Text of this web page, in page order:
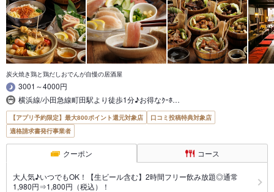
炭火焼き鶏と鶏だしおでんが自慢の居酒屋
3001～4000円
横浜線/小田急線町田駅より徒歩1分♪お得なｸｰﾎ…
【アプリ予約限定】最大800ポイント還元対象店
口コミ投稿特典対象店
適格請求書発行事業者
クーポン コース
大人気♪いつでもOK！【生ビール含む】2時間フリー飲み放題◎通常
1,980円⇒1,800円（税込）！